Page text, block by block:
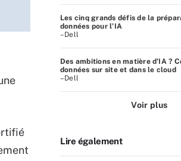
Les cinq grands défis de la
données pour l’IA
–Dell
Des ambitions en matière d'IA ?
données sur site et dans le cloud
–Dell
Voir plus
Lire également